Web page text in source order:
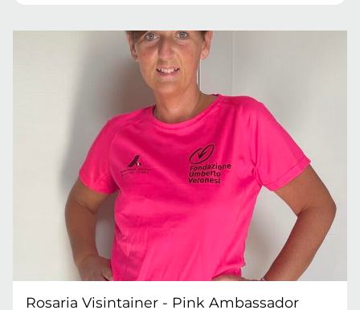
Rosaria Visintainer - Pink Ambassador